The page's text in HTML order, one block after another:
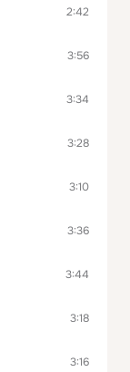
2:42
3:56
3:34
3:28
3:10
3:36
3:44
3:18
3:16